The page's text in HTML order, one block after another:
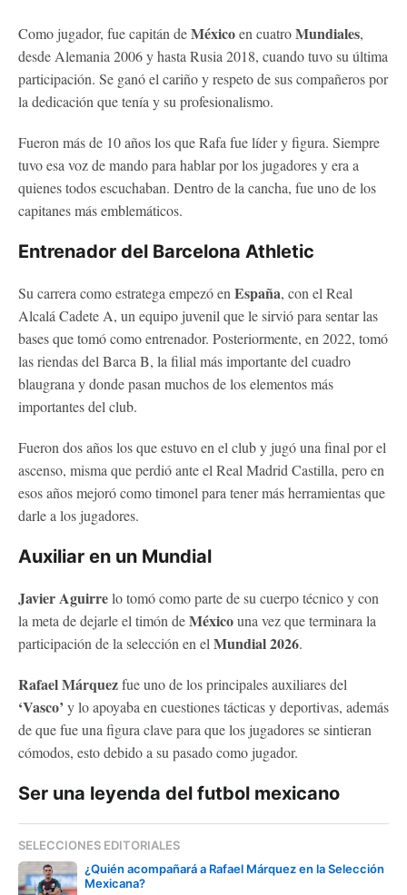
Como jugador, fue capitán deMéxicoen cuatroMundiales,
desde Alemania 2006 y hasta Rusia 2018, cuando tuvo su última
participación. Se ganó el cariño y respeto de sus compañeros por
la dedicación que tenía y su profesionalismo.
Fueron más de 10 años los que Rafa fue líder y figura. Siempre
tuvo esa voz de mando para hablar por los jugadores y era a
quienes todos escuchaban. Dentro de la cancha, fue uno de los
capitanes más emblemáticos.
Entrenador del Barcelona Athletic
Su carrera como estratega empezó en España, con el Real
Alcalá Cadete A, un equipo juvenil que le sirvió para sentar las
bases que tomó como entrenador. Posteriormente, en 2022, tomó
las riendas del Barca B, la filial más importante del cuadro
blaugrana y donde pasan muchos de los elementos más
importantes del club.
Fueron dos años los que estuvo en el club y jugó una final por el
ascenso, misma que perdió ante el Real Madrid Castilla, pero en
esos años mejoró como timonel para tener más herramientas que
darle a los jugadores.
Auxiliar en un Mundial
Javier Aguirrelo tomó como parte de su cuerpo técnico y con
la meta de dejarle el timón deMéxicouna vez que terminara la
participación de la selección en el Mundial 2026.
Rafael Márquezfue uno de los principales auxiliares del
‘Vasco’ y lo apoyaba en cuestiones tácticas y deportivas, además
de que fue una figura clave para que los jugadores se sintieran
cómodos, esto debido a su pasado como jugador.
Ser una leyenda del futbol mexicano
SELECCIONES EDITORIALES
¿Quién acompañará a Rafael Márquez en la Selección
Mexicana?